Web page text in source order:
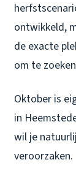
ontwikkeld,
de exacte
om te
Oktober is
in
wil je
veroorzaken.